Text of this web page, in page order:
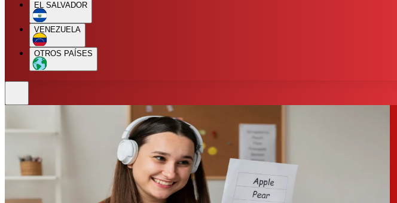
EL SALVADOR
VENEZUELA
OTROS PAÍSES